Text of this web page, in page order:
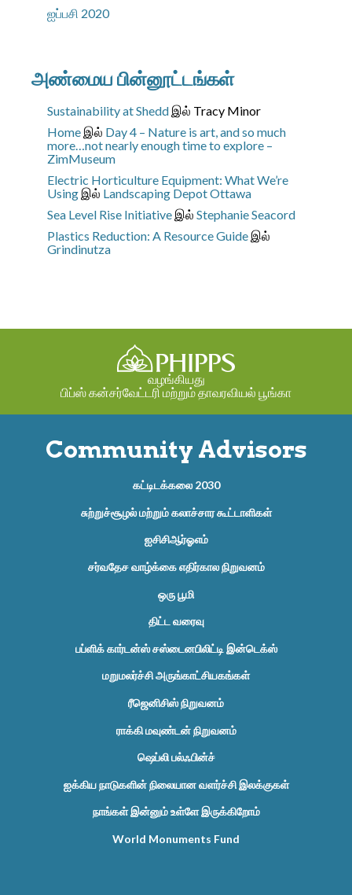
ஐப்பசி 2020
அண்மைய பின்னூட்டங்கள்
Sustainability at Shedd இல் Tracy Minor
Home இல் Day 4 – Nature is art, and so much
more…not nearly enough time to explore –
ZimMuseum
Electric Horticulture Equipment: What We’re
Using இல் Landscaping Depot Ottawa
Sea Level Rise Initiative இல் Stephanie Seacord
Plastics Reduction: A Resource Guide இல்
Grindinutza
வழங்கியது
பிப்ஸ் கன்சர்வேட்டரி மற்றும் தாவரவியல் பூங்கா
Community Advisors
கட்டிடக்கலை 2030
சுற்றுச்சூழல் மற்றும் கலாச்சார கூட்டாளிகள்
ஐசிசிஆர்ஓஎம்
சர்வதேச வாழ்க்கை எதிர்கால நிறுவனம்
ஒரு பூமி
திட்ட வரைவு
பப்ளிக் கார்டன்ஸ் சஸ்டைனபிலிட்டி இன்டெக்ஸ்
மறுமலர்ச்சி அருங்காட்சியகங்கள்
ரீஜெனிசிஸ் நிறுவனம்
ராக்கி மவுண்டன் நிறுவனம்
ஷெப்லி பல்ஃபின்ச்
ஐக்கிய நாடுகளின் நிலையான வளர்ச்சி இலக்குகள்
நாங்கள் இன்னும் உள்ளே இருக்கிறோம்
World Monuments Fund